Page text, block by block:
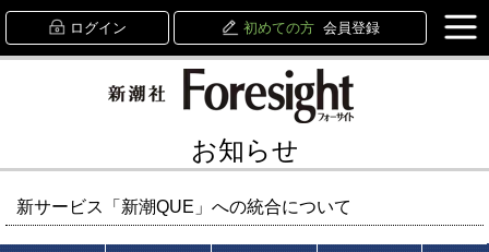
ログイン 初めての方 会員登録
お知らせ
新サービス「新潮QUE」への統合について